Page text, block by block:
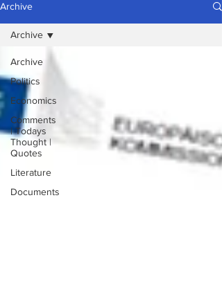
Archive
Archive
Politics
Economics
Comments
| Todays
Thought |
Quotes
Literature
Documents
Archive